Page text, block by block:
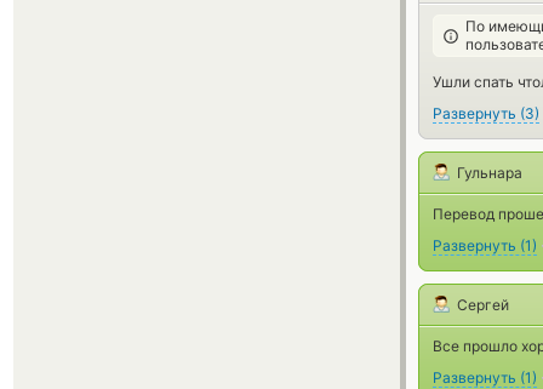
По
Ушли спать
Развернуть (3)
Гульнара
Перевод
Развернуть (1)
Сергей
Все прошло
Развернуть (1)